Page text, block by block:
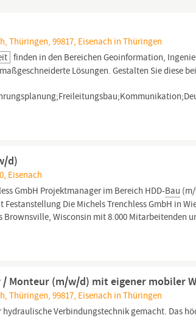
Thüringen, 99817, Eisenach in Thüringen
finden in den Bereichen Geoinformation,
Lösungen. Gestalten Sie diese
d)
Eisenach
GmbH Projektmanager im Bereich HDD-Bau
Die Michels Trenchless GmbH in
Wisconsin mit 8.000 Mitarbeitenden
/ Monteur (m/w/d) mit eigener mobiler
Thüringen, 99817, Eisenach in Thüringen
Verbindungstechnik gemacht. Das